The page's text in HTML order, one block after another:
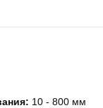
10 - 800 мм